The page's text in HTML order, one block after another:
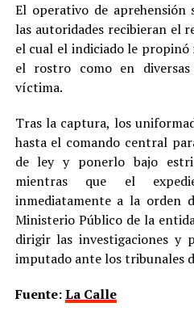
El operativo de aprehensión
las autoridades recibieran el
el cual el indiciado le
el rostro como en
víctima.
Tras la captura, los
hasta el comando central
de ley y ponerlo bajo
mientras que el
inmediatamente a la orden
Ministerio Público de la
dirigir las investigaciones y
imputado ante los tribunales
Fuente:La Calle